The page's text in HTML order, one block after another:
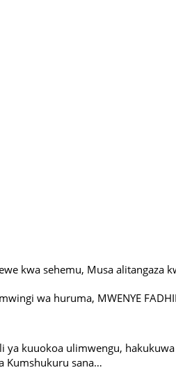
kwa sehemu, Musa alitangaza
wa huruma, MWENYE
kuuokoa ulimwengu,
Kumshukuru sana…